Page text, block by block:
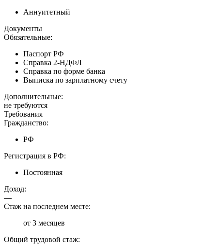
Аннуитетный
Документы
Обязательные:
Паспорт РФ
Справка 2-НДФЛ
Справка по форме банка
Выписка по зарплатному счету
Дополнительные:
не требуются
Требования
Гражданство:
РФ
Регистрация в РФ:
Постоянная
Доход:
—
Стаж на последнем месте:
от 3 месяцев
Общий трудовой стаж: